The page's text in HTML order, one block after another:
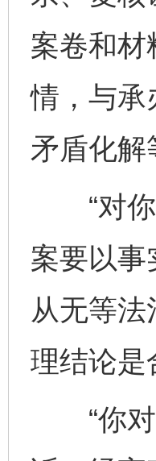
案卷和材
情，与承
矛盾化
“对你
案要以事
从无等
理结论是
“你对